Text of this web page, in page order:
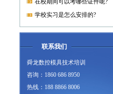
在校期间可以考哪些证件呢?
学校实习是怎么安排的?
联系我们
舜龙数控模具技术培训
咨询：1860 686 8950
热线：188 8866 8006